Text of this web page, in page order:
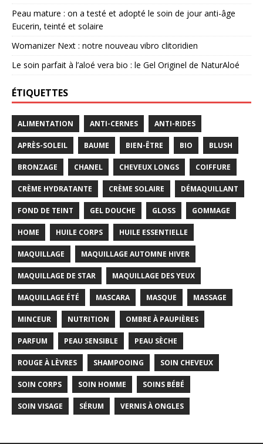
Peau mature : on a testé et adopté le soin de jour anti-âge
Eucerin, teinté et solaire
Womanizer Next : notre nouveau vibro clitoridien
Le soin parfait à l’aloé vera bio : le Gel Originel de NaturAloé
ÉTIQUETTES
ALIMENTATION ANTI-CERNES ANTI-RIDES
APRÈS-SOLEIL BAUME BIEN-ÊTRE BIO BLUSH
BRONZAGE CHANEL CHEVEUX LONGS COIFFURE
CRÈME HYDRATANTE CRÈME SOLAIRE DÉMAQUILLANT
FOND DE TEINT GEL DOUCHE GLOSS GOMMAGE
HOME HUILE CORPS HUILE ESSENTIELLE
MAQUILLAGE MAQUILLAGE AUTOMNE HIVER
MAQUILLAGE DE STAR MAQUILLAGE DES YEUX
MAQUILLAGE ÉTÉ MASCARA MASQUE MASSAGE
MINCEUR NUTRITION OMBRE À PAUPIÈRES
PARFUM PEAU SENSIBLE PEAU SÈCHE
ROUGE À LÈVRES SHAMPOOING SOIN CHEVEUX
SOIN CORPS SOIN HOMME SOINS BÉBÉ
SOIN VISAGE SÉRUM VERNIS À ONGLES